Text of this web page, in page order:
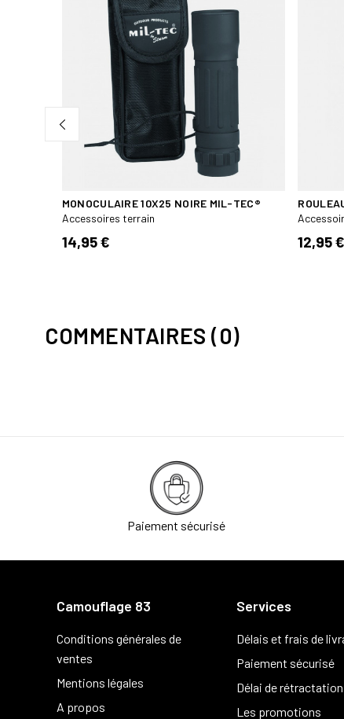
MONOCULAIRE 10X25 NOIRE MIL-TEC®
Accessoires terrain
14,95 € 12,95 €
COMMENTAIRES (0)
Paiement sécurisé
Camouflage 83
Conditions générales de
ventes
Mentions légales
A propos
Services
Délais et frais de
Paiement sécurisé
Délai de rétractation
Les promotions